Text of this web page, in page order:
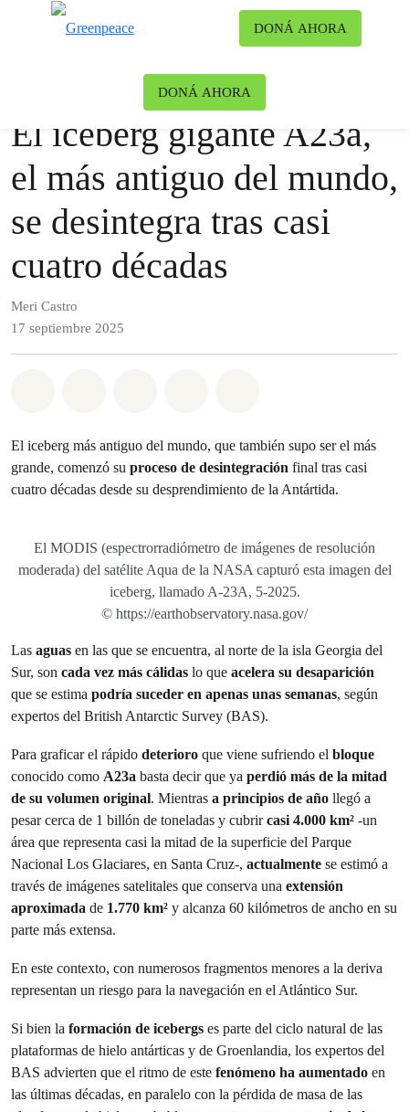
DONÁ AHORA
DONÁ AHORA
Clima y Energía
El iceberg gigante A23a,
el más antiguo del mundo,
se desintegra tras casi
cuatro décadas
Meri Castro
17 septiembre 2025
El iceberg más antiguo del mundo, que también supo ser el más
grande, comenzó su proceso de desintegración final tras casi
cuatro décadas desde su desprendimiento de la Antártida.
El MODIS (espectrorradiómetro de imágenes de resolución
moderada) del satélite Aqua de la NASA capturó esta imagen del
iceberg, llamado A-23A, 5-2025.
© https://earthobservatory.nasa.gov/
Las aguas en las que se encuentra, al norte de la isla Georgia del
Sur, son cada vez más cálidas lo que acelera su desaparición
que se estima podría suceder en apenas unas semanas, según
expertos del British Antarctic Survey (BAS).
Para graficar el rápido deterioro que viene sufriendo el bloque
conocido como A23a basta decir que ya perdió más de la mitad
de su volumen original. Mientras a principios de año llegó a
pesar cerca de 1 billón de toneladas y cubrircasi 4.000 km² -un
área que representa casi la mitad de la superficie del Parque
Nacional Los Glaciares, en Santa Cruz-, actualmente se estimó a
través de imágenes satelitales que conserva una extensión
aproximada de 1.770 km² y alcanza 60 kilómetros de ancho en su
parte más extensa.
En este contexto, con numerosos fragmentos menores a la deriva
representan un riesgo para la navegación en el Atlántico Sur.
Si bien la formación de icebergs es parte del ciclo natural de las
plataformas de hielo antárticas y de Groenlandia, los expertos del
BAS advierten que el ritmo de este fenómeno ha aumentado en
las últimas décadas, en paralelo con la pérdida de masa de las